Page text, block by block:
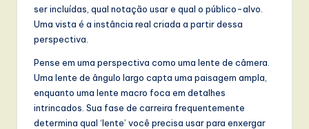
d
D
ser incluídas, qual notação usar e qual o público-alvo.
Uma vista é a instância real criada a partir dessa
perspectiva.
Pense em uma perspectiva como uma lente de câmera.
Uma lente de ângulo largo capta uma paisagem ampla,
enquanto uma lente macro foca em detalhes
intrincados. Sua fase de carreira frequentemente
determina qual ‘lente’ você precisa usar para enxergar